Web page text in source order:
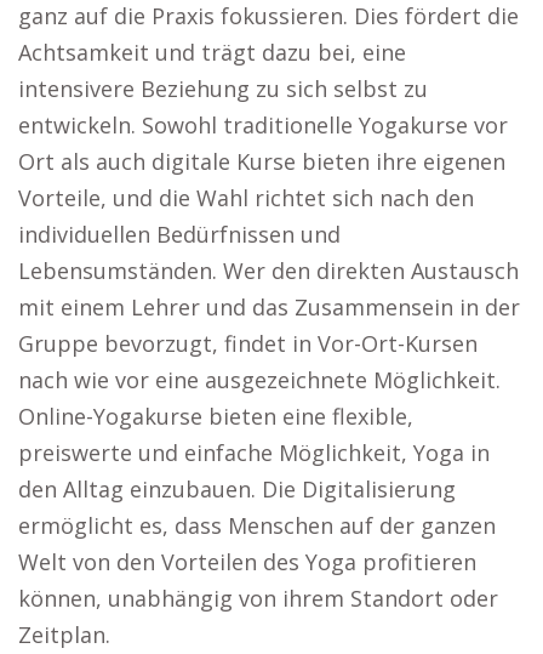
ganz auf die Praxis fokussieren. Dies fördert die
Achtsamkeit und trägt dazu bei, eine
intensivere Beziehung zu sich selbst zu
entwickeln. Sowohl traditionelle Yogakurse vor
Ort als auch digitale Kurse bieten ihre eigenen
Vorteile, und die Wahl richtet sich nach den
individuellen Bedürfnissen und
Lebensumständen. Wer den direkten Austausch
mit einem Lehrer und das Zusammensein in der
Gruppe bevorzugt, findet in Vor-Ort-Kursen
nach wie vor eine ausgezeichnete Möglichkeit.
Online-Yogakurse bieten eine flexible,
preiswerte und einfache Möglichkeit, Yoga in
den Alltag einzubauen. Die Digitalisierung
ermöglicht es, dass Menschen auf der ganzen
Welt von den Vorteilen des Yoga profitieren
können, unabhängig von ihrem Standort oder
Zeitplan.